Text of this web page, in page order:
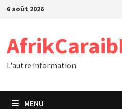
Passer
6 août 2026
L'autre information
MENU